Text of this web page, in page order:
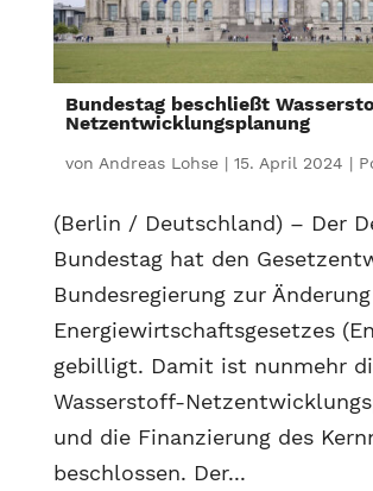
Bundestag beschließt
Netzentwicklungsplanung
von Andreas Lohse| 15. April 2024 |
(Berlin / Deutschland) – Der
Bundestag hat den
Bundesregierung zur
Energiewirtschaftsgesetzes
gebilligt. Damit ist nunmehr
Wasserstoff-
und die Finanzierung des
beschlossen. Der...